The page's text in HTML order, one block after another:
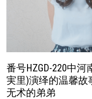
番号HZGD-220中河
実里)演绎的温馨
无术的弟弟